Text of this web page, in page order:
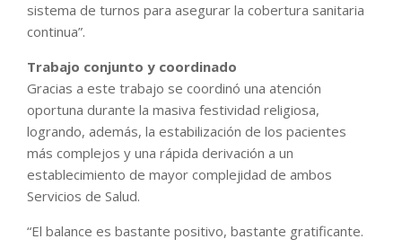
sistema de turnos para asegurar la cobertura sanitaria
continua”.
Trabajo conjunto y coordinado
Gracias a este trabajo se coordinó una atención
oportuna durante la masiva festividad religiosa,
logrando, además, la estabilización de los pacientes
más complejos y una rápida derivación a un
establecimiento de mayor complejidad de ambos
Servicios de Salud.
“El balance es bastante positivo, bastante gratificante.